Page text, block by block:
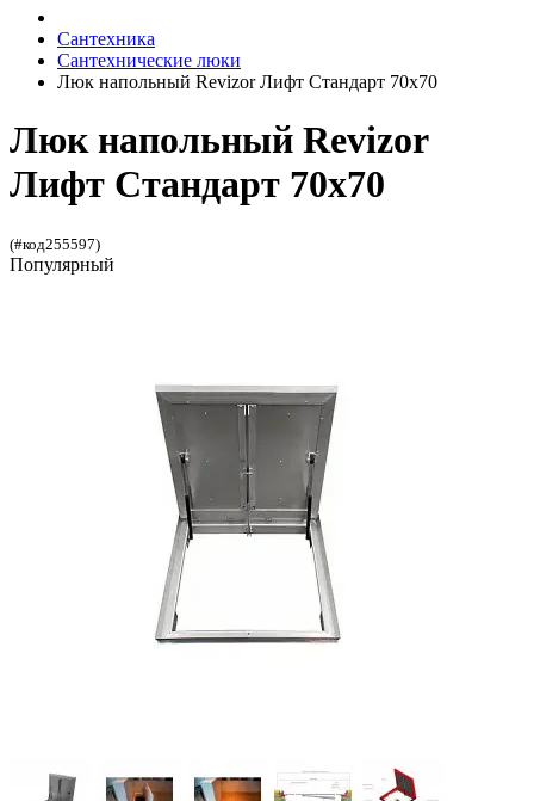
Сантехника
Сантехнические люки
Люк напольный Revizor Лифт Стандарт 70x70
Люк напольный Revizor
Лифт Стандарт 70x70
(#код255597)
Популярный